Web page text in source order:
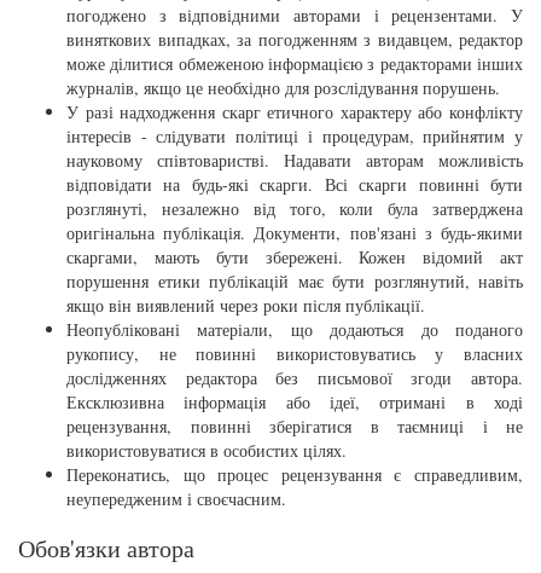
погоджено з відповідними авторами і рецензентами. У
виняткових випадках, за погодженням з видавцем, редактор
може ділитися обмеженою інформацією з редакторами інших
журналів, якщо це необхідно для розслідування порушень.
У разі надходження скарг етичного характеру або конфлікту
інтересів - слідувати політиці і процедурам, прийнятим у
науковому співтоваристві. Надавати авторам можливість
відповідати на будь-які скарги. Всі скарги повинні бути
розглянуті, незалежно від того, коли була затверджена
оригінальна публікація. Документи, пов'язані з будь-якими
скаргами, мають бути збережені. Кожен відомий акт
порушення етики публікацій має бути розглянутий, навіть
якщо він виявлений через роки після публікації.
Неопубліковані матеріали, що додаються до поданого
рукопису, не повинні використовуватись у власних
дослідженнях редактора без письмової згоди автора.
Ексклюзивна інформація або ідеї, отримані в ході
рецензування, повинні зберігатися в таємниці і не
використовуватися в особистих цілях.
Переконатись, що процес рецензування є справедливим,
неупередженим і своєчасним.
Обов'язки автора